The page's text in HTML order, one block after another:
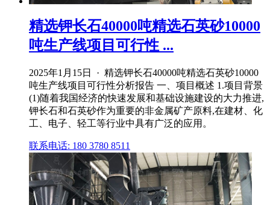
精选钾长石40000吨精选石英砂10000
吨生产线项目可行性 ...
2025年1月15日 · 精选钾长石40000吨精选石英砂10000
吨生产线项目可行性分析报告 一、项目概述 1.项目背景
(1)随着我国经济的快速发展和基础设施建设的大力推进,
钾长石和石英砂作为重要的非金属矿产原料,在建材、化
工、电子、轻工等行业中具有广泛的应用。
联系电话: 180 3780 8511